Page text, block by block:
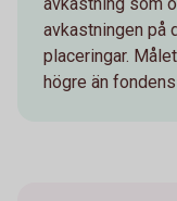
avkastningen på
placeringar.
högre än